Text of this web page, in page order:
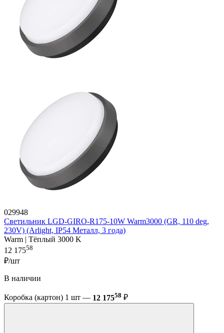
029948
Светильник LGD-GIRO-R175-10W Warm3000 (GR, 110 deg,
230V) (Arlight, IP54 Металл, 3 года)
Warm | Тёплый 3000 K
12 17558
₽/шт
В наличии
Коробка (картон) 1 шт — 12 17558 ₽